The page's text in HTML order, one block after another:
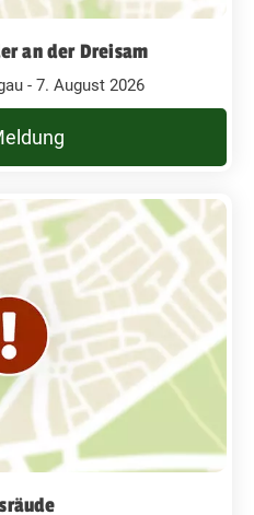
an der Dreisam
- 7. August 2026